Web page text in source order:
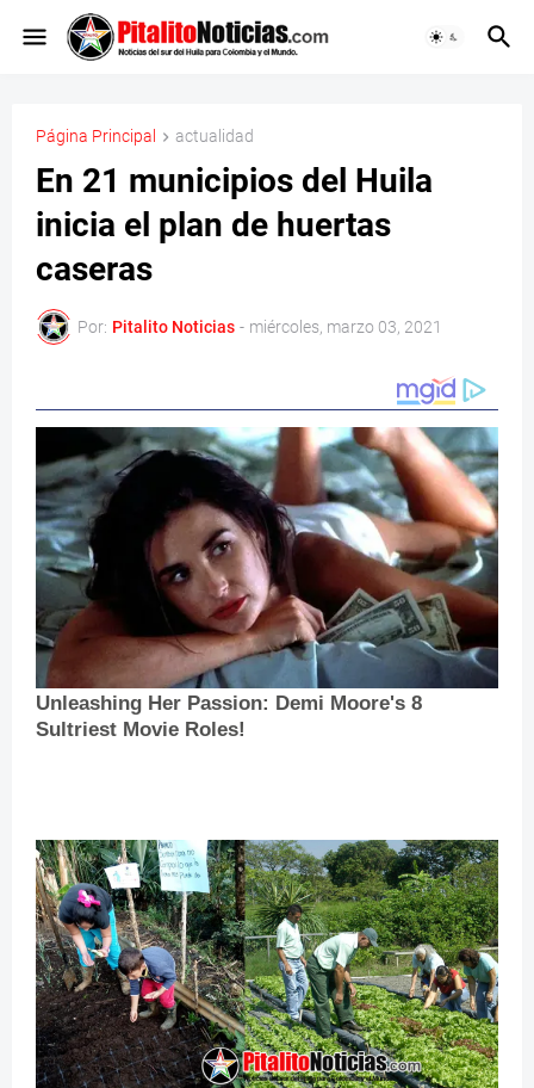
Página Principal actualidad
En 21 municipios del Huila
inicia el plan de huertas
caseras
Por: Pitalito Noticias - miércoles, marzo 03, 2021